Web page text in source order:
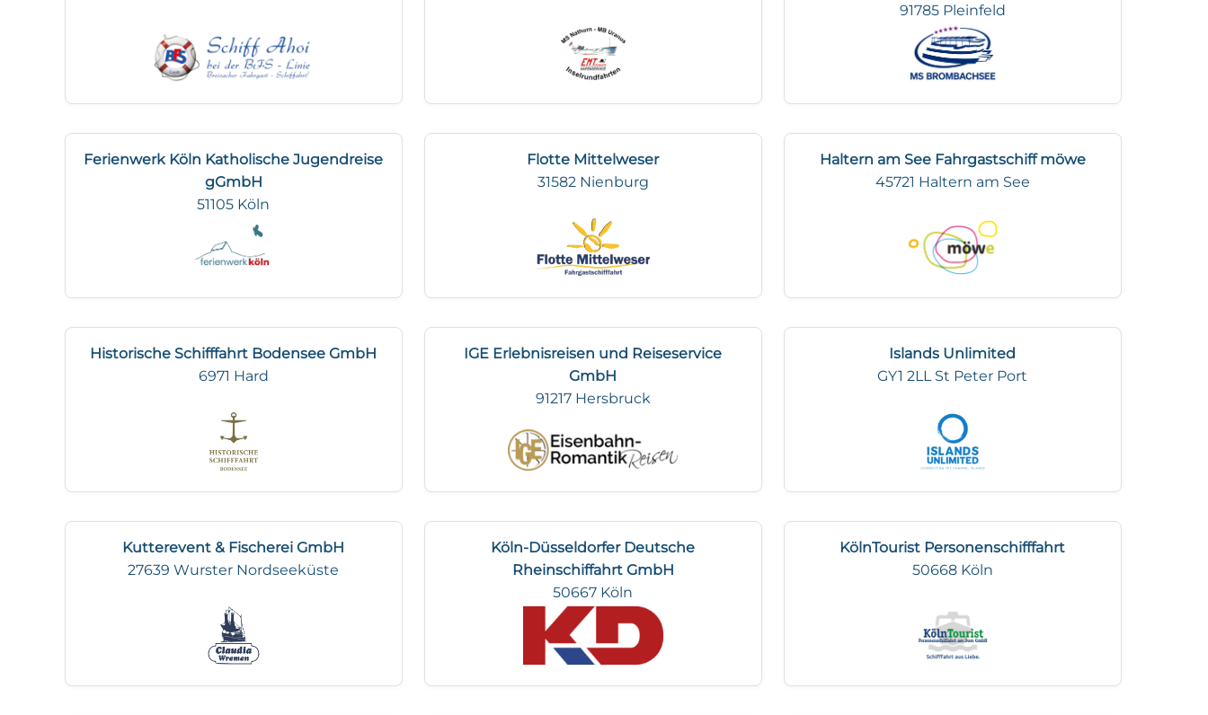
91785 Pleinfeld
Ferienwerk Köln Katholische Jugendreise
gGmbH
51105 Köln
Flotte Mittelweser
31582 Nienburg
Haltern am See Fahrgastschiff möwe
45721 Haltern am See
Historische Schifffahrt Bodensee GmbH
6971 Hard
IGE Erlebnisreisen und Reiseservice
GmbH
91217 Hersbruck
Islands Unlimited
GY1 2LL St Peter Port
Kutterevent & Fischerei GmbH
27639 Wurster Nordseeküste
Köln-Düsseldorfer Deutsche
Rheinschiffahrt GmbH
50667 Köln
KölnTourist Personenschifffahrt
50668 Köln